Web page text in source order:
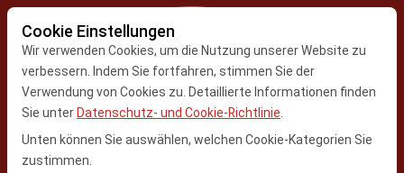
Cookie Einstellungen
Wir verwenden Cookies, um die Nutzung unserer Website zu
verbessern. Indem Sie fortfahren, stimmen Sie der
Verwendung von Cookies zu. Detaillierte Informationen finden
Sie unter Datenschutz- und Cookie-Richtlinie
Unten können Sie auswählen, welchen Cookie-Kategorien Sie
zustimmen.
Abholstation
Kayseri Erkilet Flughafen